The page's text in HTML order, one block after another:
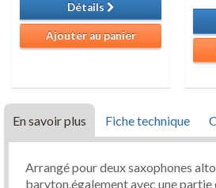
Détails
Ajouter au panier
En savoir plus Fiche technique
Arrangé pour deux saxophones
baryton,également avec une partie